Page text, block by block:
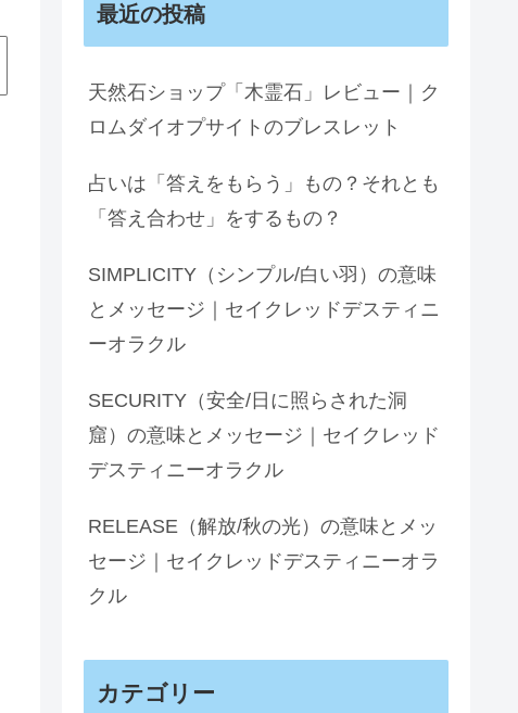
最近の投稿
天然石ショップ「木霊石」レビュー｜ク
ロムダイオプサイトのブレスレット
占いは「答えをもらう」もの？それとも
「答え合わせ」をするもの？
SIMPLICITY（シンプル/白い羽）の意味
とメッセージ｜セイクレッドデスティニ
ーオラクル
SECURITY（安全/日に照らされた洞
窟）の意味とメッセージ｜セイクレッド
デスティニーオラクル
RELEASE（解放/秋の光）の意味とメッ
セージ｜セイクレッドデスティニーオラ
クル
カテゴリー